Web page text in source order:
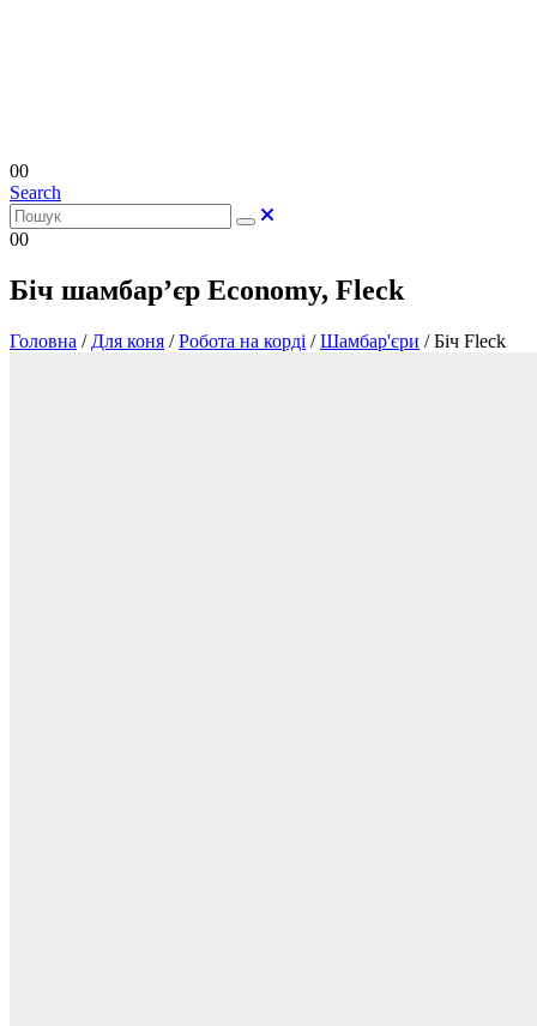
00
Search
00
Біч шамбар’єр Economy, Fleck
Головна / Для коня /Робота на корді /Шамбар'єри /Біч Fleck